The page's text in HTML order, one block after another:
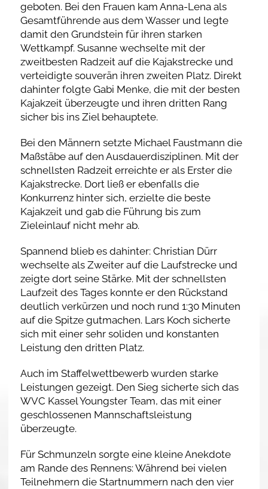
geboten. Bei den Frauen kam Anna-Lena als
Gesamtführende aus dem Wasser und legte
damit den Grundstein für ihren starken
Wettkampf. Susanne wechselte mit der
zweitbesten Radzeit auf die Kajakstrecke und
verteidigte souverän ihren zweiten Platz. Direkt
dahinter folgte Gabi Menke, die mit der besten
Kajakzeit überzeugte und ihren dritten Rang
sicher bis ins Ziel behauptete.
Bei den Männern setzte Michael Faustmann die
Maßstäbe auf den Ausdauerdisziplinen. Mit der
schnellsten Radzeit erreichte er als Erster die
Kajakstrecke. Dort ließ er ebenfalls die
Konkurrenz hinter sich, erzielte die beste
Kajakzeit und gab die Führung bis zum
Zieleinlauf nicht mehr ab.
Spannend blieb es dahinter: Christian Dürr
wechselte als Zweiter auf die Laufstrecke und
zeigte dort seine Stärke. Mit der schnellsten
Laufzeit des Tages konnte er den Rückstand
deutlich verkürzen und noch rund 1:30 Minuten
auf die Spitze gutmachen. Lars Koch sicherte
sich mit einer sehr soliden und konstanten
Leistung den dritten Platz.
Auch im Staffelwettbewerb wurden starke
Leistungen gezeigt. Den Sieg sicherte sich das
WVC Kassel Youngster Team, das mit einer
geschlossenen Mannschaftsleistung
überzeugte.
Für Schmunzeln sorgte eine kleine Anekdote
am Rande des Rennens: Während bei vielen
Teilnehmern die Startnummern nach den vier